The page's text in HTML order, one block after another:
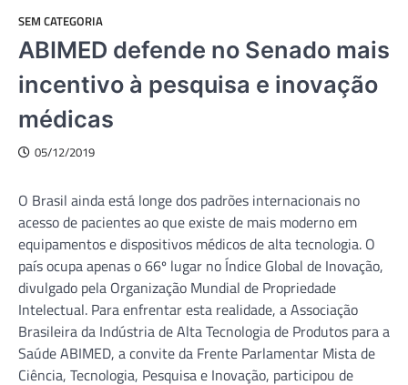
SEM CATEGORIA
ABIMED defende no Senado mais
incentivo à pesquisa e inovação
médicas
05/12/2019
O Brasil ainda está longe dos padrões internacionais no
acesso de pacientes ao que existe de mais moderno em
equipamentos e dispositivos médicos de alta tecnologia. O
país ocupa apenas o 66º lugar no Índice Global de Inovação,
divulgado pela Organização Mundial de Propriedade
Intelectual. Para enfrentar esta realidade, a Associação
Brasileira da Indústria de Alta Tecnologia de Produtos para a
Saúde ABIMED, a convite da Frente Parlamentar Mista de
Ciência, Tecnologia, Pesquisa e Inovação, participou de